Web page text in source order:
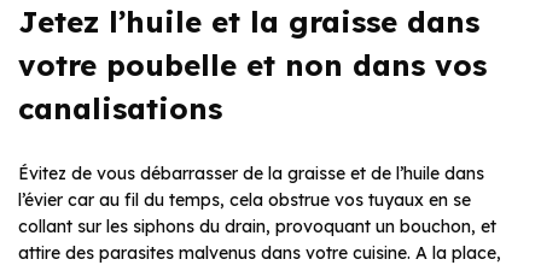
Jetez l’huile et la graisse dans
votre poubelle et non dans vos
canalisations
Évitez de vous débarrasser de la graisse et de l’huile dans
l’évier car au fil du temps, cela obstrue vos tuyaux en se
collant sur les siphons du drain, provoquant un bouchon, et
attire des parasites malvenus dans votre cuisine. A la place,